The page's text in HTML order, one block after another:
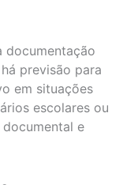
documentação
previsão para
em situações
escolares ou
e